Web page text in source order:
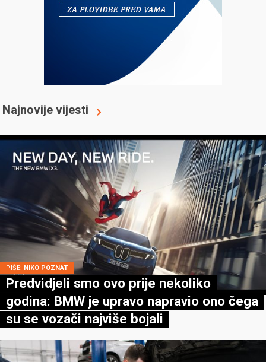
Najnovije vijesti
PIŠE: NIKO POZNAT
Predvidjeli smo ovo prije nekoliko
godina: BMW je upravo napravio ono čega
su se vozači najviše bojali